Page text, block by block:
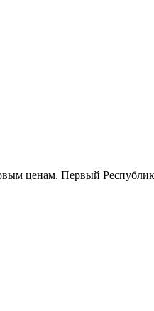
ценам. Первый